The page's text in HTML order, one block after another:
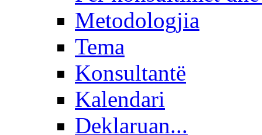
Metodologjia
Tema
Konsultantë
Kalendari
Deklaruan...